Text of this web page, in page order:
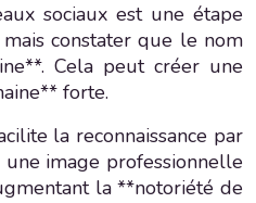
sociaux est une étape
constater que le nom
Cela peut créer une
forte.
la reconnaissance par
image professionnelle
la **notoriété de